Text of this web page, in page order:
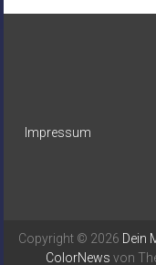
Impressum
Copyright © 2026 Dein
ColorNews von